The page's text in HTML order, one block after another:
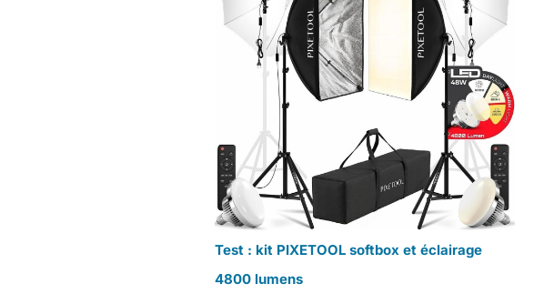
Test : kit PIXETOOL softbox et éclairage
4800 lumens